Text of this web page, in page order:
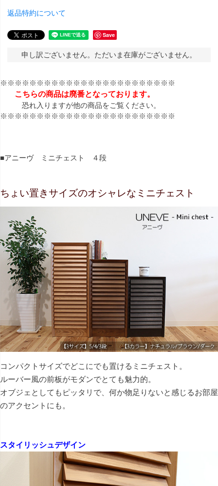
返品特約について
Save
申し訳ございません。ただいま在庫がございません。
※※※※※※※※※※※※※※※※※※※※※※※※
こちらの商品は廃番となっております。
恐れ入りますが他の商品をご覧ください。
※※※※※※※※※※※※※※※※※※※※※※※※
■アニーヴ ミニチェスト ４段
ちょい置きサイズのオシャレなミニチェスト
コンパクトサイズでどこにでも置けるミニチェスト。
ルーバー風の前板がモダンでとても魅力的。
オブジェとしてもピッタリで、何か物足りないと感じるお部屋
のアクセントにも。
スタイリッシュデザイン